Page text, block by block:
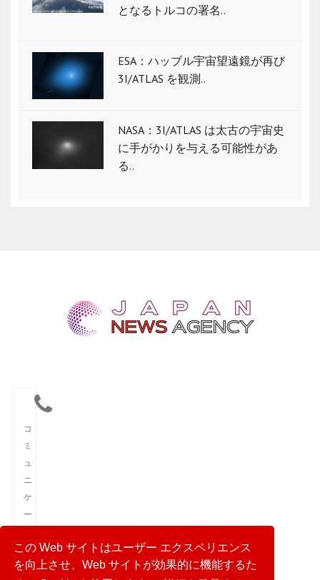
この Web サイトはユーザー エクスペリエンス
を向上させ、Web サイトが効果的に機能するた
となるトルコの署名..
ESA：ハッブル宇宙望遠鏡が再び
3I/ATLAS を観測..
NASA：3I/ATLAS は太古の宇宙史
に手がかりを与える可能性があ
る..
コ
ミ
ュ
ニ
ケ
ー
ョ
ン